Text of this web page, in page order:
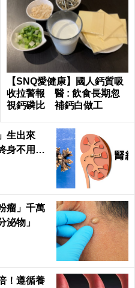
【SNQ愛健康】國人鈣質吸
收拉警報 醫 : 飲食長期忽
視鈣磷比 補鈣白做工
生出來
身不用
瘤」千萬
泌物」
！遵循養